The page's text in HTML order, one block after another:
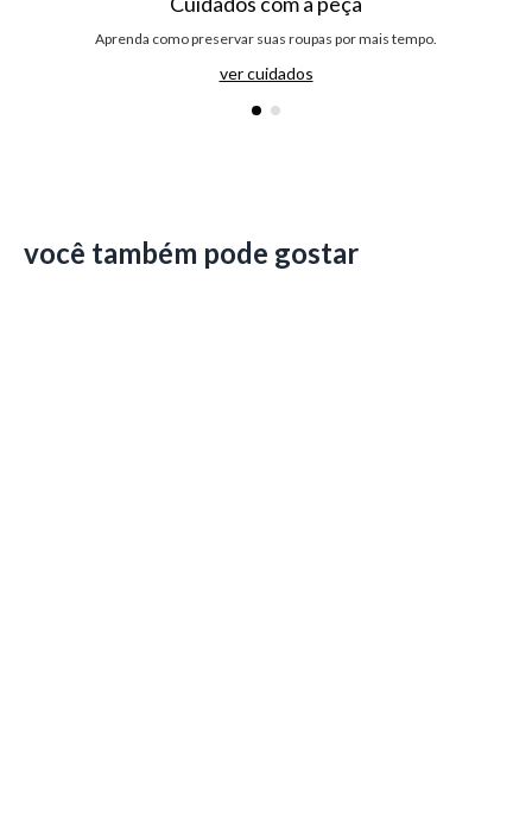
Aprenda como preservar suas roupas por mais tempo.
ver cuidados
você também pode gostar